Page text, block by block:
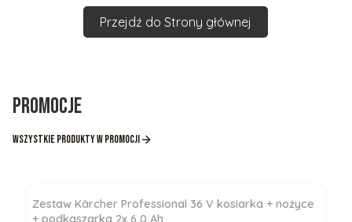
Przejdź do Strony głównej
Promocje
Wszystkie produkty w promocji
Zestaw Kärcher Professional 36 V kosiarka + nożyce
+ podkaszarka 2x 6,0 Ah